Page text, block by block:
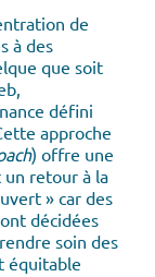
de
à des
que soit
défini
approche
) offre une
retour à la
» car des
décidées
soin des
équitable